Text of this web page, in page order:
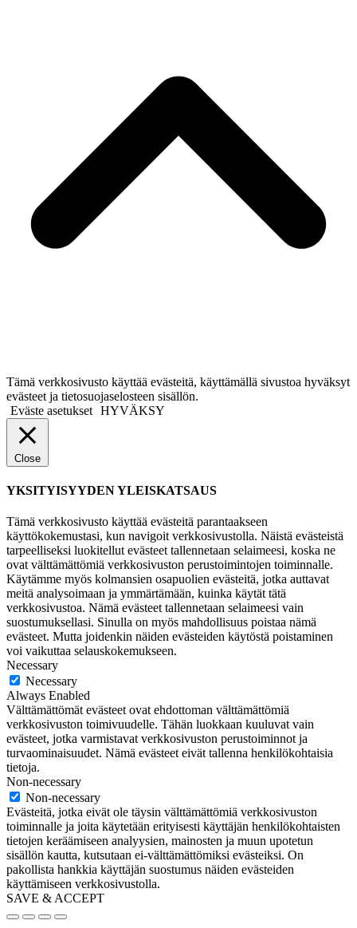
Tämä verkkosivusto käyttää evästeitä, käyttämällä sivustoa hyväksyt
evästeet ja tietosuojaselosteen sisällön.
Eväste asetukset HYVÄKSY
Close
YKSITYISYYDEN YLEISKATSAUS
Tämä verkkosivusto käyttää evästeitä parantaakseen
käyttökokemustasi, kun navigoit verkkosivustolla. Näistä evästeistä
tarpeelliseksi luokitellut evästeet tallennetaan selaimeesi, koska ne
ovat välttämättömiä verkkosivuston perustoimintojen toiminnalle.
Käytämme myös kolmansien osapuolien evästeitä, jotka auttavat
meitä analysoimaan ja ymmärtämään, kuinka käytät tätä
verkkosivustoa. Nämä evästeet tallennetaan selaimeesi vain
suostumuksellasi. Sinulla on myös mahdollisuus poistaa nämä
evästeet. Mutta joidenkin näiden evästeiden käytöstä poistaminen
voi vaikuttaa selauskokemukseen.
Necessary
Necessary
Always Enabled
Välttämättömät evästeet ovat ehdottoman välttämättömiä
verkkosivuston toimivuudelle. Tähän luokkaan kuuluvat vain
evästeet, jotka varmistavat verkkosivuston perustoiminnot ja
turvaominaisuudet. Nämä evästeet eivät tallenna henkilökohtaisia
tietoja.
Non-necessary
Non-necessary
Evästeitä, jotka eivät ole täysin välttämättömiä verkkosivuston
toiminnalle ja joita käytetään erityisesti käyttäjän henkilökohtaisten
tietojen keräämiseen analyysien, mainosten ja muun upotetun
sisällön kautta, kutsutaan ei-välttämättömiksi evästeiksi. On
pakollista hankkia käyttäjän suostumus näiden evästeiden
käyttämiseen verkkosivustolla.
SAVE & ACCEPT